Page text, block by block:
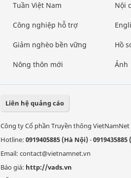
Tuần Việt Nam
Công nghiệp hỗ trợ
Giảm nghèo bền vững
Nông thôn mới
Nội
Hồ
Ảnh
Liên hệ quảng cáo
Công ty Cổ phần Truyền thông VietNamNet
Hotline: 0919405885 (Hà Nội)-0919435885
Email: contact@vietnamnet.vn
Báo giá: http://vads.vn